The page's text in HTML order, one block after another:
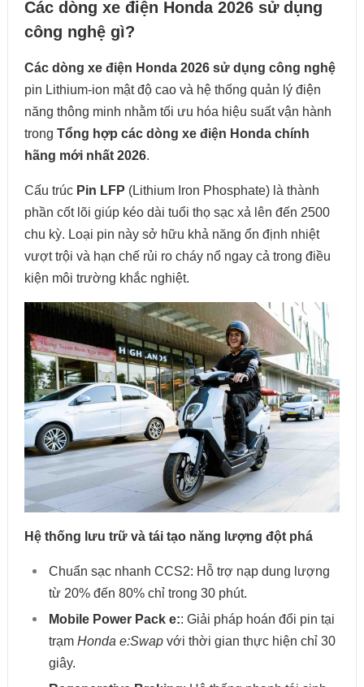
Các dòng xe điện Honda 2026 sử dụng
công nghệ gì?
Các dòng xe điện Honda 2026 sử dụng công nghệ
pin Lithium-ion mật độ cao và hệ thống quản lý điện
năng thông minh nhằm tối ưu hóa hiệu suất vận hành
trong Tổng hợp các dòng xe điện Honda chính
hãng mới nhất 2026.
Cấu trúc Pin LFP (Lithium Iron Phosphate) là thành
phần cốt lõi giúp kéo dài tuổi thọ sạc xả lên đến 2500
chu kỳ. Loại pin này sở hữu khả năng ổn định nhiệt
vượt trội và hạn chế rủi ro cháy nổ ngay cả trong điều
kiện môi trường khắc nghiệt.
Hệ thống lưu trữ và tái tạo năng lượng đột phá
Chuẩn sạc nhanh CCS2: Hỗ trợ nạp dung lượng
từ 20% đến 80% chỉ trong 30 phút.
Mobile Power Pack e:: Giải pháp hoán đổi pin tại
trạm Honda e:Swapvới thời gian thực hiện chỉ 30
giây.